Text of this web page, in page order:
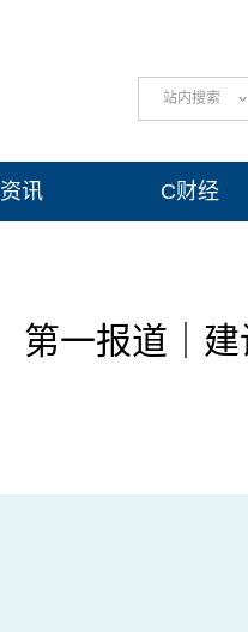
站内搜索
资讯 C财经
第一报道｜